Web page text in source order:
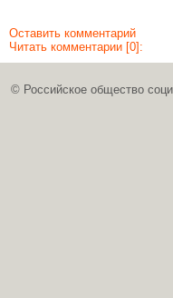
Оставить комментарий
Читать комментарии [0]:
© Российское общество